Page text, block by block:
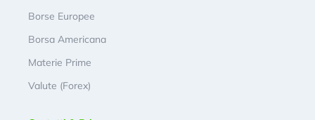
Borse Europee
Borsa Americana
Materie Prime
Valute (Forex)